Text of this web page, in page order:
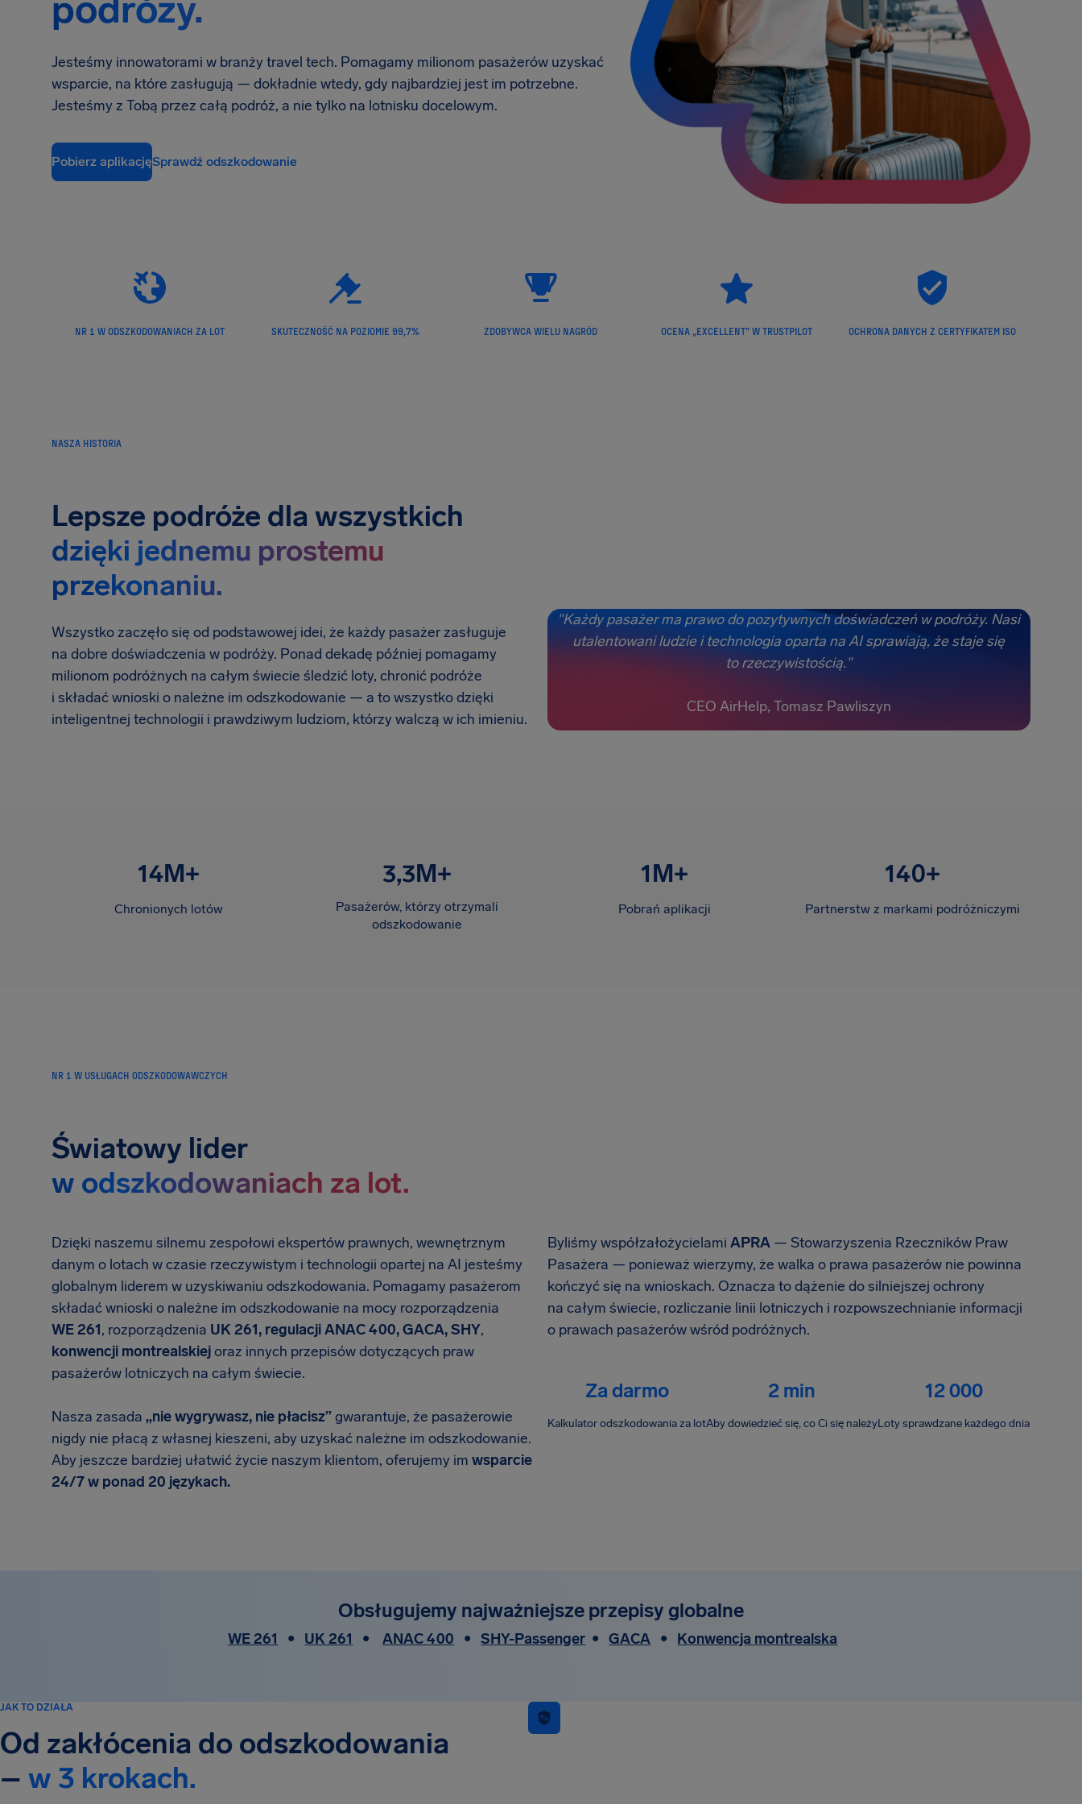
Jesteśmy innowatorami w branży travel tech. Pomagamy milionom pasażerów uzyskać
wsparcie, na które zasługują — dokładnie wtedy, gdy najbardziej jest im potrzebne.
Jesteśmy z Tobą przez całą podróż, a nie tylko na lotnisku docelowym.
Pobierz aplikacjęSprawdź odszkodowanie
NR 1 W ODSZKODOWANIACH ZA LOT SKUTECZNOŚĆ NA POZIOMIE 99,7% ZDOBYWCA WIELU NAGRÓD OCENA „EXCELLENT” W TRUSTPILOT OCHRONA DANYCH Z CERTYFIKATEM ISO
NASZA HISTORIA
Lepsze podróże dla wszystkich
dzięki jednemu prostemu
przekonaniu.
Wszystko zaczęło się od podstawowej idei, że każdy pasażer zasługuje
na dobre doświadczenia w podróży. Ponad dekadę później pomagamy
milionom podróżnych na całym świecie śledzić loty, chronić podróże
i składać wnioski o należne im odszkodowanie — a to wszystko dzięki
inteligentnej technologii i prawdziwym ludziom, którzy walczą w ich imieniu.
"Każdy pasażer ma prawo do pozytywnych doświadczeń w podróży. Nasi
utalentowani ludzie i technologia oparta na AI sprawiają, że staje się
to rzeczywistością."
CEO AirHelp, Tomasz Pawliszyn
14M+
Chronionych lotów
3,3M+
Pasażerów, którzy otrzymali
odszkodowanie
1M+
Pobrań aplikacji
140+
Partnerstw z markami podróżniczymi
NR 1 W USŁUGACH ODSZKODOWAWCZYCH
Światowy lider
w odszkodowaniach za lot.
Dzięki naszemu silnemu zespołowi ekspertów prawnych, wewnętrznym
danym o lotach w czasie rzeczywistym i technologii opartej na AI jesteśmy
globalnym liderem w uzyskiwaniu odszkodowania. Pomagamy pasażerom
składać wnioski o należne im odszkodowanie na mocy rozporządzenia
WE 261, rozporządzenia UK 261, regulacji ANAC 400, GACA, SHY,
konwencji montrealskiejoraz innych przepisów dotyczących praw
pasażerów lotniczych na całym świecie.
Nasza zasada „nie wygrywasz, nie płacisz”gwarantuje, że pasażerowie
nigdy nie płacą z własnej kieszeni, aby uzyskać należne im odszkodowanie.
Aby jeszcze bardziej ułatwić życie naszym klientom, oferujemy im wsparcie
24/7 w ponad 20 językach.
Byliśmy współzałożycielami APRA— Stowarzyszenia Rzeczników Praw
Pasażera — ponieważ wierzymy, że walka o prawa pasażerów nie powinna
kończyć się na wnioskach. Oznacza to dążenie do silniejszej ochrony
na całym świecie, rozliczanie linii lotniczych i rozpowszechnianie informacji
o prawach pasażerów wśród podróżnych.
Za darmo
Kalkulator odszkodowania za lot
2 min
Aby dowiedzieć się, co Ci się należy
12 000
Loty sprawdzane każdego dnia
Obsługujemy najważniejsze przepisy globalne
WE 261 • UK 261 •ANAC 400 •SHY-Passenger •GACA • Konwencja montrealska
JAK TO DZIAŁA
Od zakłócenia do odszkodowania
– w 3 krokach.